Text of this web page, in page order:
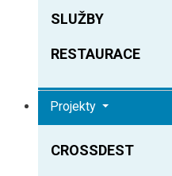
SLUŽBY
RESTAURACE
Projekty
CROSSDEST